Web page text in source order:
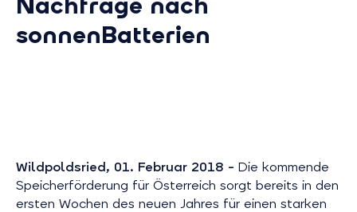
sonnenBatterien
Wildpoldsried, 01. Februar 2018 – Die kommende
Speicherförderung für Österreich sorgt bereits in den
ersten Wochen des neuen Jahres für einen starken